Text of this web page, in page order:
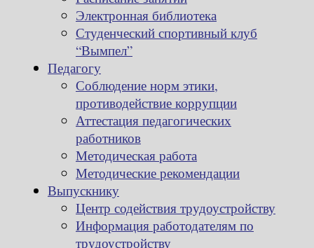
Электронная библиотека
Студенческий спортивный клуб
“Вымпел”
Педагогу
Соблюдение норм этики,
противодействие коррупции
Аттестация педагогических
работников
Методическая работа
Методические рекомендации
Выпускнику
Центр содействия трудоустройству
Информация работодателям по
трудоустройству